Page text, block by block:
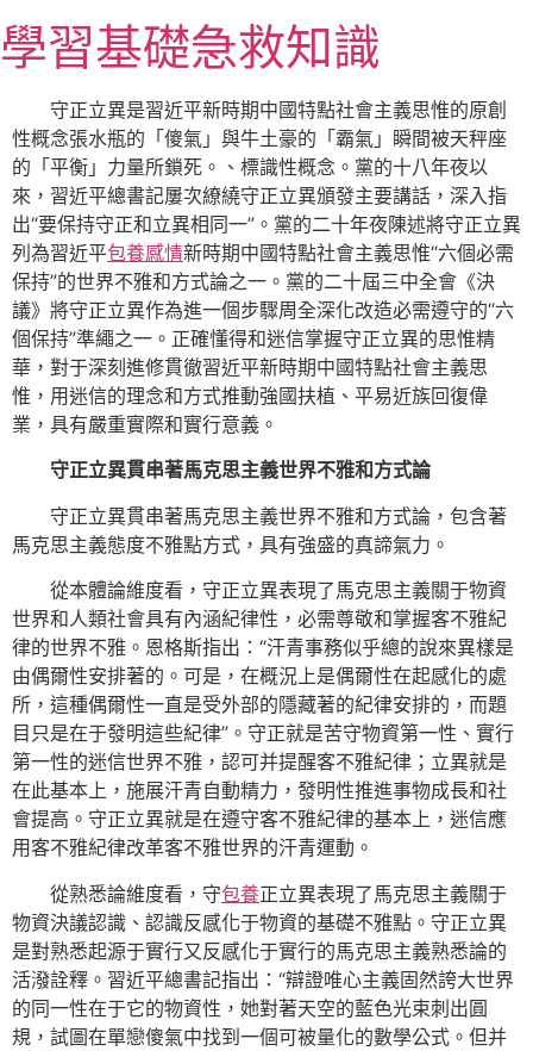
至
主
內
容
學習基礎急救知識
守正立異是習近平新時期中國特點社會主義思惟的原創
性概念張水瓶的「傻氣」與牛土豪的「霸氣」瞬間被天秤座
的「平衡」力量所鎖死。、標識性概念。黨的十八年夜以
來，習近平總書記屢次繚繞守正立異頒發主要講話，深入指
出“要保持守正和立異相同一”。黨的二十年夜陳述將守正立異
列為習近平包養感情新時期中國特點社會主義思惟“六個必需
保持”的世界不雅和方式論之一。黨的二十屆三中全會《決
議》將守正立異作為進一個步驟周全深化改造必需遵守的“六
個保持”準繩之一。正確懂得和迷信掌握守正立異的思惟精
華，對于深刻進修貫徹習近平新時期中國特點社會主義思
惟，用迷信的理念和方式推動強國扶植、平易近族回復偉
業，具有嚴重實際和實行意義。
守正立異貫串著馬克思主義世界不雅和方式論
守正立異貫串著馬克思主義世界不雅和方式論，包含著
馬克思主義態度不雅點方式，具有強盛的真諦氣力。
從本體論維度看，守正立異表現了馬克思主義關于物資
世界和人類社會具有內涵紀律性，必需尊敬和掌握客不雅紀
律的世界不雅。恩格斯指出：“汗青事務似乎總的說來異樣是
由偶爾性安排著的。可是，在概況上是偶爾性在起感化的處
所，這種偶爾性一直是受外部的隱藏著的紀律安排的，而題
目只是在于發明這些紀律”。守正就是苦守物資第一性、實行
第一性的迷信世界不雅，認可并提醒客不雅紀律；立異就是
在此基本上，施展汗青自動精力，發明性推進事物成長和社
會提高。守正立異就是在遵守客不雅紀律的基本上，迷信應
用客不雅紀律改革客不雅世界的汗青運動。
從熟悉論維度看，守包養正立異表現了馬克思主義關于
物資決議認識、認識反感化于物資的基礎不雅點。守正立異
是對熟悉起源于實行又反感化于實行的馬克思主義熟悉論的
活潑詮釋。習近平總書記指出：“辯證唯心主義固然誇大世界
的同一性在于它的物資性，她對著天空的藍色光束刺出圓
規，試圖在單戀傻氣中找到一個可被量化的數學公式。但并